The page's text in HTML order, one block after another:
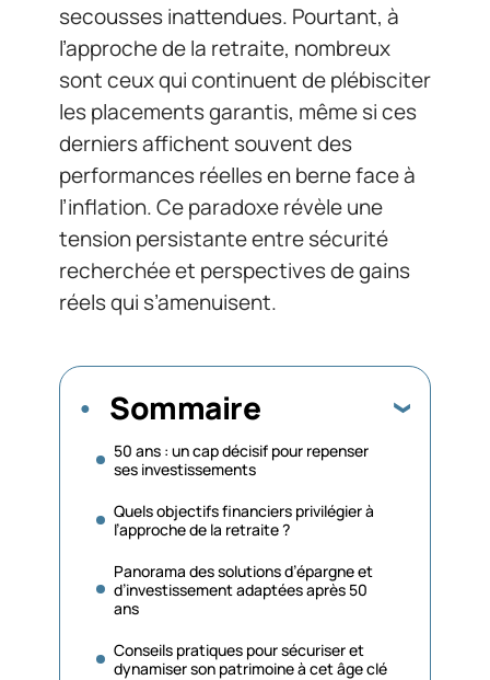
secousses inattendues. Pourtant, à
l’approche de la retraite, nombreux
sont ceux qui continuent de plébisciter
les placements garantis, même si ces
derniers affichent souvent des
performances réelles en berne face à
l’inflation. Ce paradoxe révèle une
tension persistante entre sécurité
recherchée et perspectives de gains
réels qui s’amenuisent.
Sommaire
50 ans : un cap décisif pour repenser
ses investissements
Quels objectifs financiers privilégier à
l’approche de la retraite ?
Panorama des solutions d’épargne et
d’investissement adaptées après 50
ans
Conseils pratiques pour sécuriser et
dynamiser son patrimoine à cet âge clé